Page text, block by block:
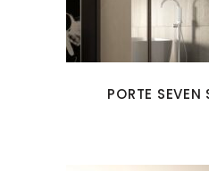
PORTE SEVEN